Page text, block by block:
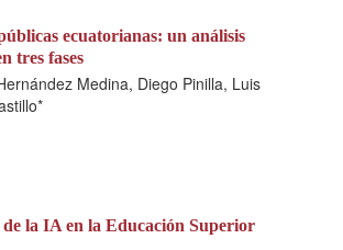
ecuatorianas: un análisis
tres fases
Medina, Diego Pinilla, Luis
la IA en la Educación Superior